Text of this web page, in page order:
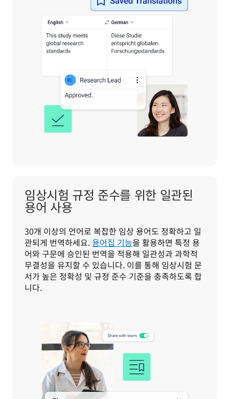
임상시험 규정 준수를 위한 일관된
용어 사용
30개 이상의 언어로 복잡한 임상 용어도 정확하고 일
관되게 번역하세요. 용어집 기능을 활용하면 특정 용
어와 구문에 승인된 번역을 적용해 일관성과 과학적
무결성을 유지할 수 있습니다. 이를 통해 임상시험 문
서가 높은 정확성 및 규정 준수 기준을 충족하도록 합
니다.